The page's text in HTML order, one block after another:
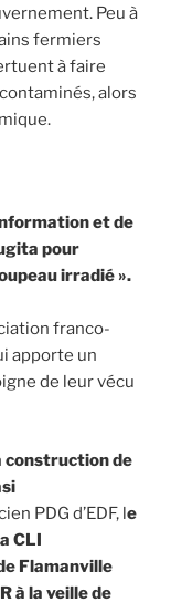
Peu à
fermiers
à faire
alors
etde
pour
irradié ».
franco-
apporte un
de leur vécu
construction de
PDG d’EDF, le
CLI
Flamanville
à la veille de